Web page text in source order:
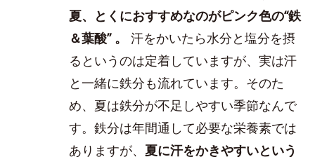
夏、とくにおすすめなのがピンク色の“鉄
＆葉酸” 。汗をかいたら水分と塩分を摂
るというのは定着していますが、実は汗
と一緒に鉄分も流れています。そのた
め、夏は鉄分が不足しやすい季節なんで
す。鉄分は年間通して必要な栄養素では
ありますが、 夏に汗をかきやすいという